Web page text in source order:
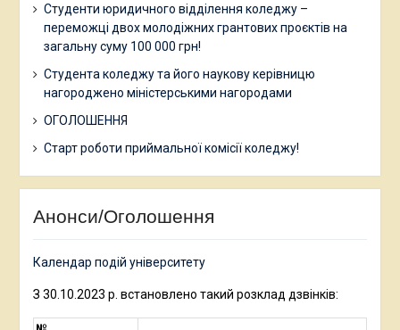
Студенти юридичного відділення коледжу –
переможці двох молодіжних грантових проєктів на
загальну суму 100 000 грн!
Студента коледжу та його наукову керівницю
нагороджено міністерськими нагородами
ОГОЛОШЕННЯ
Старт роботи приймальної комісії коледжу!
Анонси/Оголошення
Календар подій університету
З 30.10.2023 р. встановлено такий розклад дзвінків: